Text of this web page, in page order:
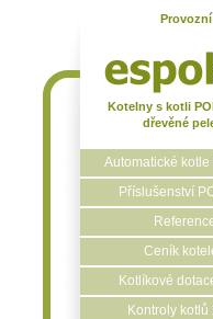
Kotelny s kotli
dřevěné
Automatické kotle
Příslušenství
Ceník
Kotlíkové
Kontroly kotlů